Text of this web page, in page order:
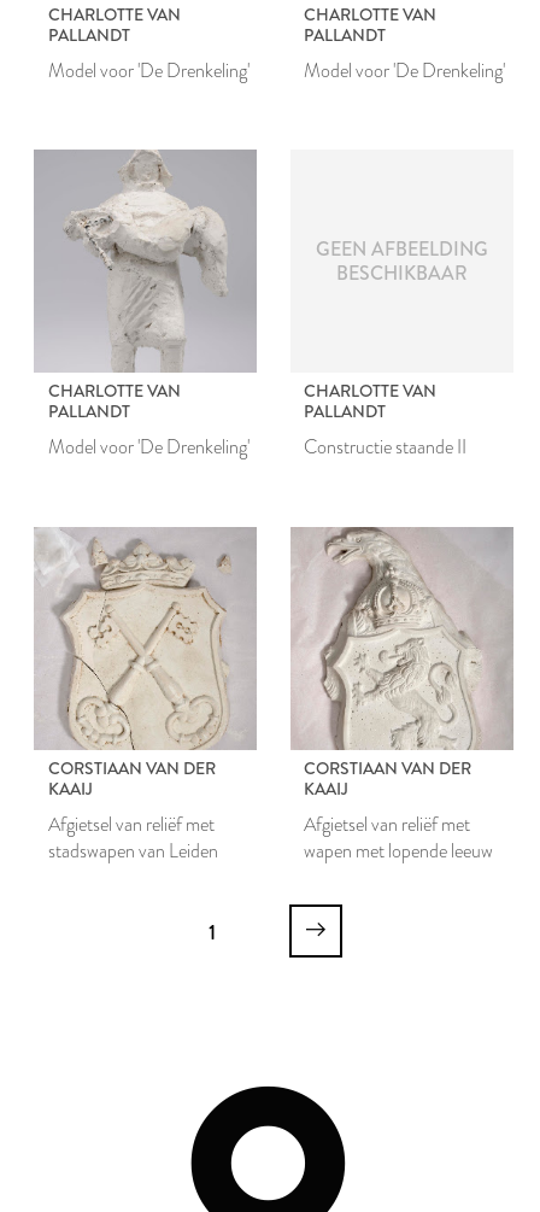
CHARLOTTE VAN
PALLANDT
Model voor 'De Drenkeling'
CHARLOTTE VAN
PALLANDT
Model voor 'De Drenkeling'
CHARLOTTE VAN
PALLANDT
Model voor 'De Drenkeling'
GEEN AFBEELDING
BESCHIKBAAR
CHARLOTTE VAN
PALLANDT
Constructie staande II
CORSTIAAN VAN DER
KAAIJ
Afgietsel van reliëf met
stadswapen van Leiden
CORSTIAAN VAN DER
KAAIJ
Afgietsel van reliëf met
wapen met lopende leeuw
1